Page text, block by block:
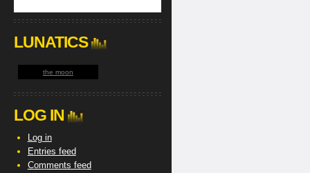
LUNATICS
the moon
LOG IN
Log in
Entries feed
Comments feed